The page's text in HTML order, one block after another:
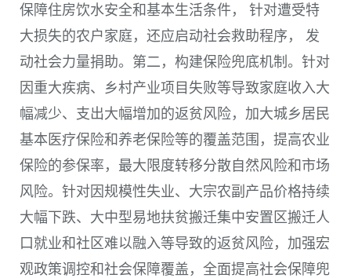
保障住房饮水安全和基本生活条件， 针对遭受特
大损失的农户家庭，还应启动社会救助程序， 发
动社会力量捐助。第二，构建保险兜底机制。针对
因重大疾病、乡村产业项目失败等导致家庭收入大
幅减少、支出大幅增加的返贫风险，加大城乡居民
基本医疗保险和养老保险等的覆盖范围，提高农业
保险的参保率，最大限度转移分散自然风险和市场
风险。针对因规模性失业、大宗农副产品价格持续
大幅下跌、大中型易地扶贫搬迁集中安置区搬迁人
口就业和社区难以融入等导致的返贫风险，加强宏
观政策调控和社会保障覆盖，全面提高社会保障兜